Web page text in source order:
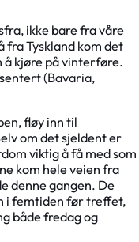
ikke bare fra våre
fra Tyskland kom det
kjøre på vinterføre.
(Bavaria,
fløy inn til
om det sjeldent er
viktig å få med som
kom hele veien fra
denne gangen. De
i femtiden før treffet,
både fredag og